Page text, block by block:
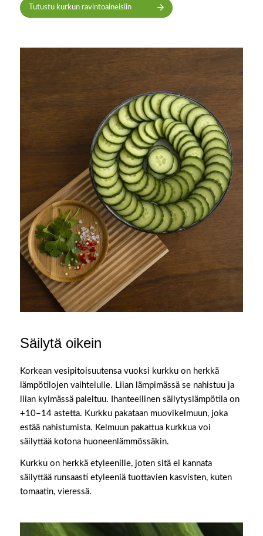
Tutustu kurkun ravintoaineisiin
Säilytä oikein
Korkean vesipitoisuutensa vuoksi kurkku on herkkä
lämpötilojen vaihtelulle. Liian lämpimässä se nahistuu ja
liian kylmässä paleltuu. Ihanteellinen säilytyslämpötila on
+10–14 astetta. Kurkku pakataan muovikelmuun, joka
estää nahistumista. Kelmuun pakattua kurkkua voi
säilyttää kotona huoneenlämmössäkin.
Kurkku on herkkä etyleenille, joten sitä ei kannata
säilyttää runsaasti etyleeniä tuottavien kasvisten, kuten
tomaatin, vieressä.